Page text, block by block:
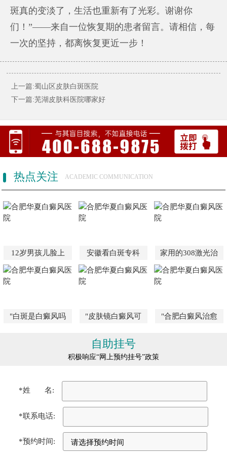
斑真的变淡了，生活也重新有了光彩。谢谢你
们！”——来自一位恢复期的患者留言。请相信，每
一次的坚持，都离恢复更近一步！
上一篇:蜀山区皮肤白斑医院
下一篇:芜湖皮肤科医院哪家好
热点关注 ACADEMIC COMMUNICATION
12岁男孩儿脸上 安徽看白斑专科 家用的308激光治
"白斑是白癜风吗 "皮肤镜白癜风可 "合肥白癜风治愈
自助挂号
积极响应“网上预约挂号”政策
*姓 名:
*联系电话:
*预约时间: